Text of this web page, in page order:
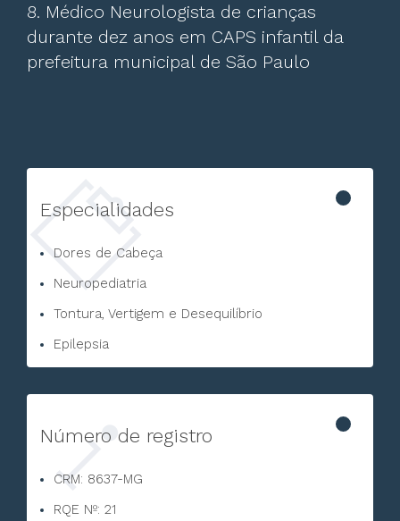
8. Médico Neurologista de crianças
durante dez anos em CAPS infantil da
prefeitura municipal de São Paulo
Especialidades
Dores de Cabeça
Neuropediatria
Tontura, Vertigem e Desequilíbrio
Epilepsia
Número de registro
CRM: 8637-MG
RQE Nº: 21